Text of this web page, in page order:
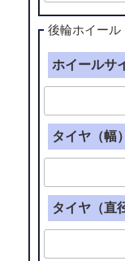
後輪ホイール
ホイールサ
タイヤ（幅
タイヤ（直